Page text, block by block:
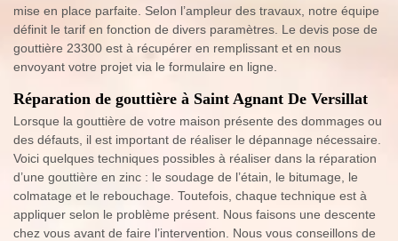
mise en place parfaite. Selon l’ampleur des travaux, notre équipe
définit le tarif en fonction de divers paramètres. Le devis pose de
gouttière 23300 est à récupérer en remplissant et en nous
envoyant votre projet via le formulaire en ligne.
Réparation de gouttière à Saint Agnant De Versillat
Lorsque la gouttière de votre maison présente des dommages ou
des défauts, il est important de réaliser le dépannage nécessaire.
Voici quelques techniques possibles à réaliser dans la réparation
d’une gouttière en zinc : le soudage de l’étain, le bitumage, le
colmatage et le rebouchage. Toutefois, chaque technique est à
appliquer selon le problème présent. Nous faisons une descente
chez vous avant de faire l’intervention. Nous vous conseillons de